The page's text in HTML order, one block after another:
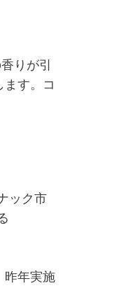
りが引
す。コ
ック市
昨年実施